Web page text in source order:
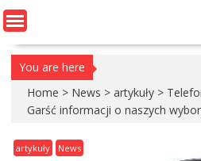
You are here
Home > News > artykuły >
Garść informacji o naszych
artykuły News